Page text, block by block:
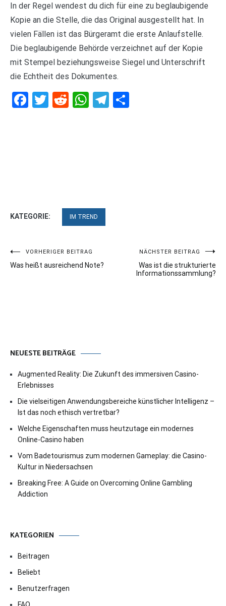
In der Regel wendest du dich für eine zu beglaubigende
Kopie an die Stelle, die das Original ausgestellt hat. In
vielen Fällen ist das Bürgeramt die erste Anlaufstelle.
Die beglaubigende Behörde verzeichnet auf der Kopie
mit Stempel beziehungsweise Siegel und Unterschrift
die Echtheit des Dokumentes.
Facebook
Twitter
RedditWhatsApp
Telegram
KATEGORIE: IM TREND
Beitragsnavigation
VORHERIGER BEITRAG
Was heißt ausreichend Note?
NÄCHSTER BEITRAG
Was ist die strukturierte
Informationssammlung?
NEUESTE BEITRÄGE
Augmented Reality: Die Zukunft des immersiven Casino-
Erlebnisses
Die vielseitigen Anwendungsbereiche künstlicher Intelligenz –
Ist das noch ethisch vertretbar?
Welche Eigenschaften muss heutzutage ein modernes
Online-Casino haben
Vom Badetourismus zum modernen Gameplay: die Casino-
Kultur in Niedersachsen
Breaking Free: A Guide on Overcoming Online Gambling
Addiction
KATEGORIEN
Beitragen
Beliebt
Benutzerfragen